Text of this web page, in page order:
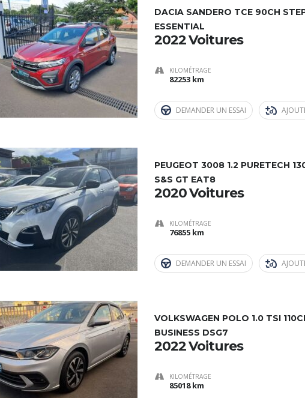
DACIA SANDERO TCE 90CH
ESSENTIAL
2022 Voitures
KILOMÉTRAGE
82253 km
DEMANDER UN ESSAI
PEUGEOT 3008 1.2 PURETECH
S&S GT EAT8
2020 Voitures
KILOMÉTRAGE
76855 km
DEMANDER UN ESSAI
VOLKSWAGEN POLO 1.0 TSI
BUSINESS DSG7
2022 Voitures
KILOMÉTRAGE
85018 km